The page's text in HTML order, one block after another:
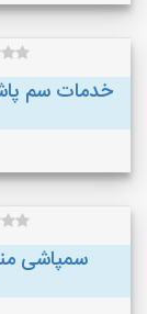
خدمات سم
سمپاشی